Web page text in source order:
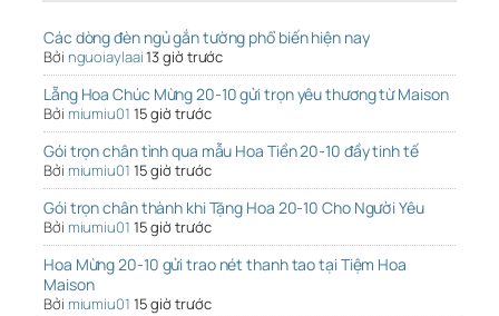
Các dòng đèn ngủ gắn tường phổ biến hiện nay
Bởi nguoiaylaai13 giờ trước
Lẵng Hoa Chúc Mừng 20-10 gửi trọn yêu thương từ Maison
Bởi miumiu01 15 giờ trước
Gói trọn chân tình qua mẫu Hoa Tiền 20-10 đầy tinh tế
Bởi miumiu01 15 giờ trước
Gói trọn chân thành khi Tặng Hoa 20-10 Cho Người Yêu
Bởi miumiu01 15 giờ trước
Hoa Mừng 20-10 gửi trao nét thanh tao tại Tiệm Hoa
Maison
Bởi miumiu01 15 giờ trước